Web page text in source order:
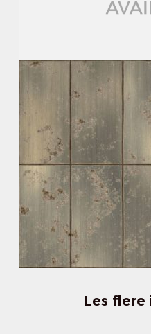
Les flere